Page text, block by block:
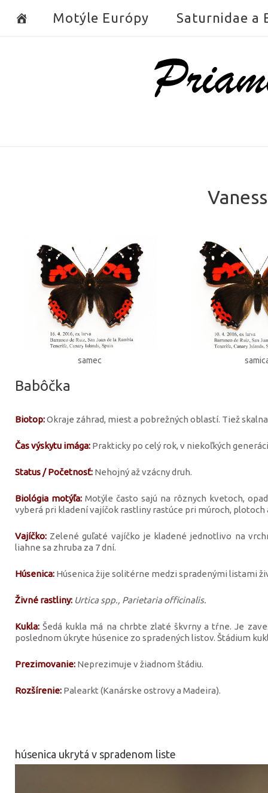
Motýle Európy Saturnidae a
Home
samec
Babôčka
Biotop:Okraje záhrad, miest a pobrežných oblastí. Tiež
Čas výskytu imága: Prakticky po celý rok, v niekoľkých
Status / Početnosť: Nehojný až vzácny druh.
Biológia motýľa: Motýle často sajú na rôznych kvetoch,
vyberá pri kladení vajíčok rastliny rastúce pri múroch, plotoch
Vajíčko: Zelené guľaté vajíčko je kladené jednotlivo na
liahne sa zhruba za 7 dní.
Húsenica: Húsenica žije solitérne medzi spradenými listami
Živné rastliny: Urtica spp., Parietaria officinalis.
Kukla: Šedá kukla má na chrbte zlaté škvrny a tŕne. Je
poslednom úkryte húsenice zo spradených listov. Štádium
Prezimovanie: Neprezimuje v žiadnom štádiu.
Rozšírenie: Palearkt (Kanárske ostrovy a Madeira).
húsenica ukrytá v spradenom liste